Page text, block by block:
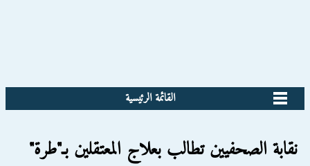
القائمة الرئيسية
نقابة الصحفيين تطالب بعلاج المعتقلين بـ"طرة"